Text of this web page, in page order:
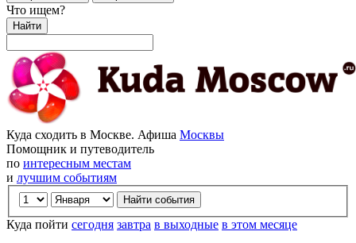
Что ищем?
Найти
Куда сходить в Москве. Афиша Москвы
Помощник и путеводитель
по интересным местам
и лучшим событиям
Куда пойти сегодня завтра в выходные в этом месяце